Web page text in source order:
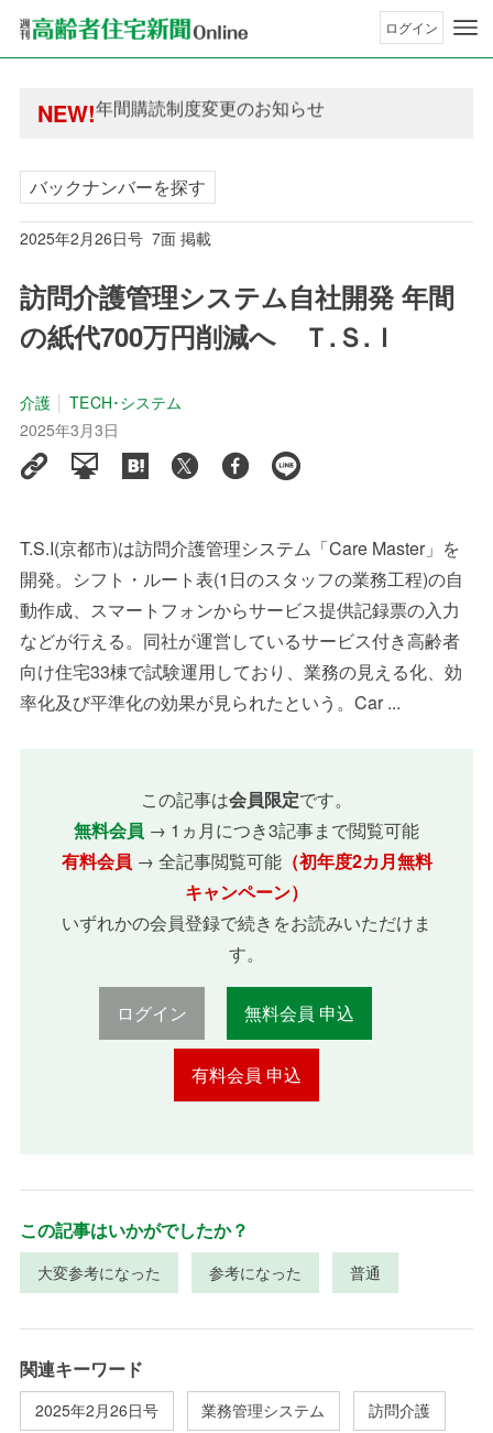
ログイン
NEW!
年間購読制度変更のお知らせ
高齢者住宅新聞 無料会員の皆様へ閲覧本数変更
高齢者住宅新聞 無料会員の皆様へ閲覧本数変更
バックナンバーを探す
2025年2月26日号 7面 掲載
訪問介護管理システム自社開発 年間
の紙代700万円削減へ Ｔ.Ｓ.Ｉ
介護
TECH･システム
2025年3月3日
T.S.I(京都市)は訪問介護管理システム「Care Master」を
開発。シフト・ルート表(1日のスタッフの業務工程)の自
動作成、スマートフォンからサービス提供記録票の入力
などが行える。同社が運営しているサービス付き高齢者
向け住宅33棟で試験運用しており、業務の見える化、効
率化及び平準化の効果が見られたという。Car ...
この記事は会員限定です。
無料会員 → 1ヵ月につき3記事まで閲覧可能
有料会員 → 全記事閲覧可能（初年度2カ月無料
キャンペーン）
いずれかの会員登録で続きをお読みいただけま
す。
ログイン 無料会員 申込
有料会員 申込
この記事はいかがでしたか？
大変参考になった 参考になった 普通
関連キーワード
2025年2月26日号 業務管理システム 訪問介護